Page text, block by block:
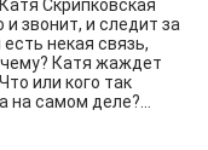
Скрипковская
звонит, и следит за
некая связь,
Катя жаждет
или кого так
на самом деле?…